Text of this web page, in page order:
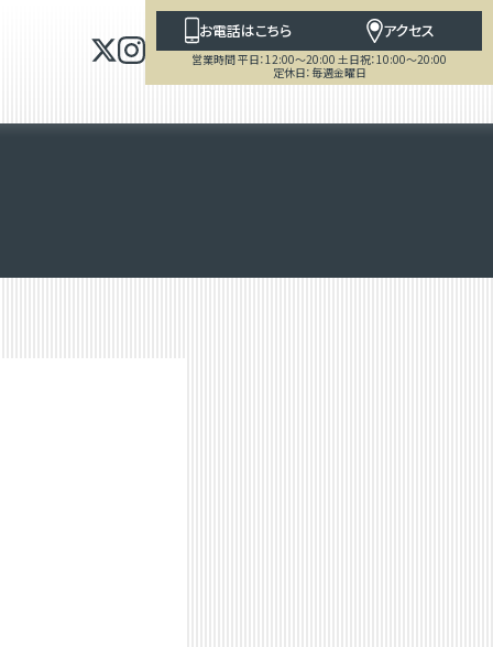
お電話はこちら アクセス
営業時間 平日：12:00～20:00 土日祝：10:00～20:00
定休日：毎週金曜日